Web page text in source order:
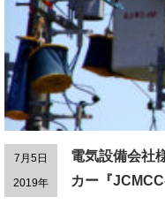
7月5日
2019年
電気設備会社
カー『